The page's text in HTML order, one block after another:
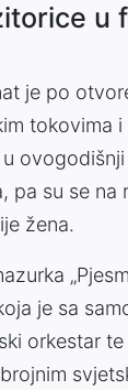
u
je po
tokovima
pa su se na
žena.
je sa
orkestar